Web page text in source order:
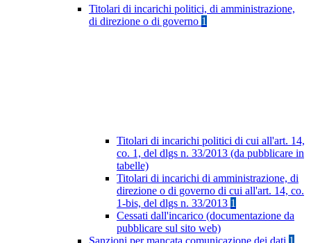
Titolari di incarichi politici, di amministrazione,
di direzione o di governo 1
Titolari di incarichi politici di cui all'art. 14,
co. 1, del dlgs n. 33/2013 (da pubblicare in
tabelle)
Titolari di incarichi di amministrazione, di
direzione o di governo di cui all'art. 14, co.
1-bis, del dlgs n. 33/2013 1
Cessati dall'incarico (documentazione da
pubblicare sul sito web)